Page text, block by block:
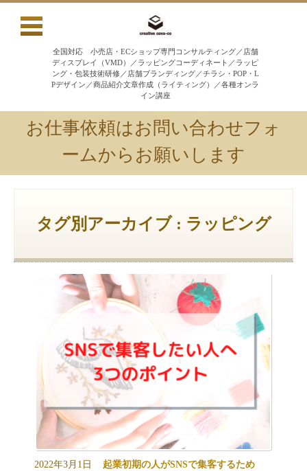
全国対応 小売店・ECショップ専門コンサルティング／店舗
ディスプレイ（VMD）／ラッピングコーディネート／ラッピ
ング・包装技術研修／店舗ブランディング／チラシ・POP・L
Pデザイン／商品紹介文章作成（ライティング）／各種オンラ
イン講座
お仕事依頼はお問い合わせフォ
ームからお願いします
タグ別アーカイブ : ラッピング
2022年3月1日 起業初期の人がSNSで集客するため